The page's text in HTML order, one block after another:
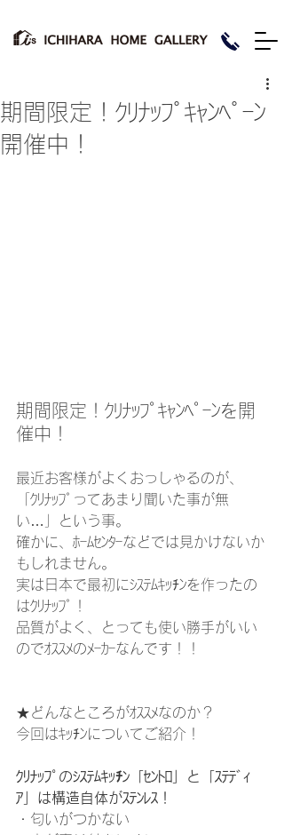
期間限定！ｸﾘﾅｯﾌﾟｷｬﾝﾍﾟｰﾝ
開催中！
期間限定！ｸﾘﾅｯﾌﾟｷｬﾝﾍﾟｰﾝを開
催中！
最近お客様がよくおっしゃるのが、
「ｸﾘﾅｯﾌﾟってあまり聞いた事が無
い…」という事。
確かに、ﾎｰﾑｾﾝﾀｰなどでは見かけないか
もしれません。
実は日本で最初にｼｽﾃﾑｷｯﾁﾝを作ったの
はｸﾘﾅｯﾌﾟ！
品質がよく、とっても使い勝手がいい
のでｵｽｽﾒのﾒｰｶｰなんです！！
★どんなところがｵｽｽﾒなのか？
今回はｷｯﾁﾝについてご紹介！
ｸﾘﾅｯﾌﾟのｼｽﾃﾑｷｯﾁﾝ「ｾﾝﾄﾛ」と「ｽﾃﾃﾞｨ
ｱ」は構造自体がｽﾃﾝﾚｽ！
・匂いがつかない